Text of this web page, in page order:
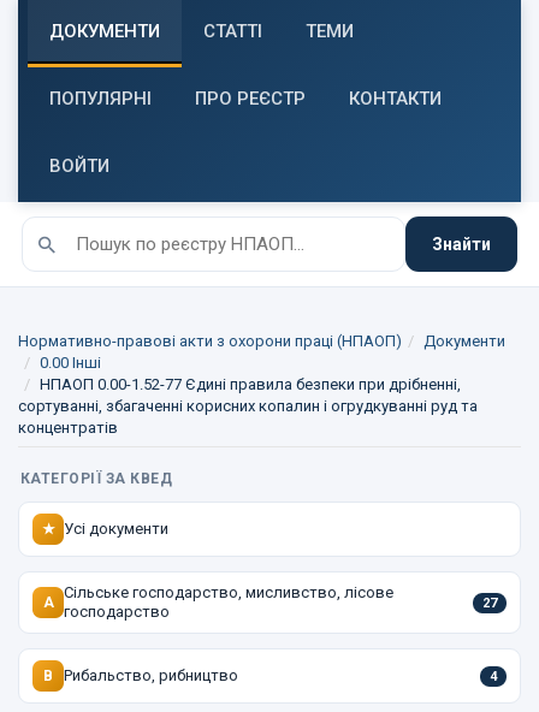
ДОКУМЕНТИ СТАТТІ ТЕМИ
ПОПУЛЯРНІ ПРО РЕЄСТР КОНТАКТИ
ВОЙТИ
Знайти
Нормативно-правові акти з охорони праці (НПАОП)
Документи
0.00 Інші
НПАОП 0.00-1.52-77 Єдині правила безпеки при дрібненні,
сортуванні, збагаченні корисних копалин і огрудкуванні руд та
концентратів
КАТЕГОРІЇ ЗА КВЕД
★ Усі документи
A
Сільське господарство, мисливство, лісове
господарство
27
B Рибальство, рибництво 4